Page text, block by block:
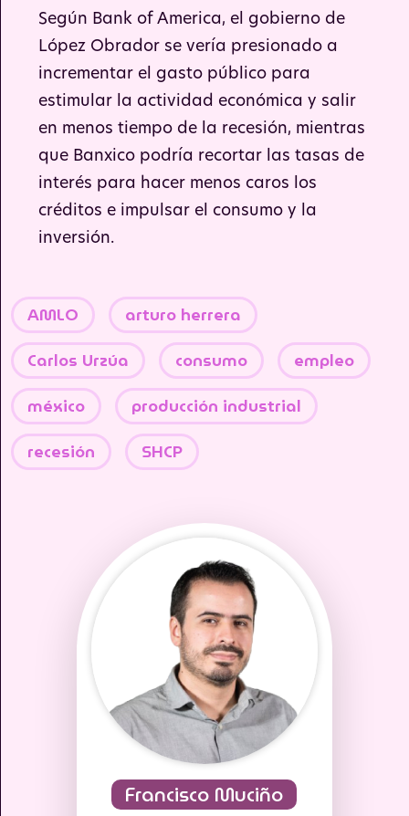
Según Bank of America, el gobierno de
López Obrador se vería presionado a
incrementar el gasto público para
estimular la actividad económica y salir
en menos tiempo de la recesión, mientras
que Banxico podría recortar las tasas de
interés para hacer menos caros los
créditos e impulsar el consumo y la
inversión.
AMLO
arturo herrera
Carlos Urzúa
consumo
empleo
méxico
producción industrial
recesión
SHCP
Francisco Muciño